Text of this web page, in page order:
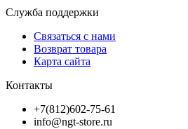
Служба поддержки
Связаться с нами
Возврат товара
Карта сайта
Контакты
+7(812)602-75-61
info@ngt-store.ru